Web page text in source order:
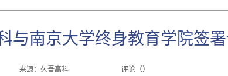
与南京大学终身教育学院签
来源： 久吾高科 评论（）